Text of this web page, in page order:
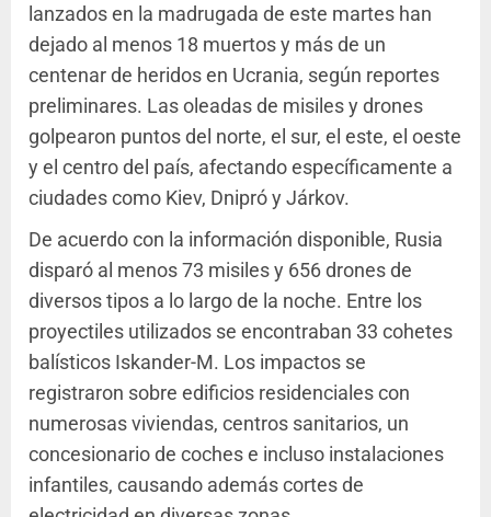
lanzados en la madrugada de este martes han
dejado al menos 18 muertos y más de un
centenar de heridos en Ucrania, según reportes
preliminares. Las oleadas de misiles y drones
golpearon puntos del norte, el sur, el este, el oeste
y el centro del país, afectando específicamente a
ciudades como Kiev, Dnipró y Járkov.
De acuerdo con la información disponible, Rusia
disparó al menos 73 misiles y 656 drones de
diversos tipos a lo largo de la noche. Entre los
proyectiles utilizados se encontraban 33 cohetes
balísticos Iskander-M. Los impactos se
registraron sobre edificios residenciales con
numerosas viviendas, centros sanitarios, un
concesionario de coches e incluso instalaciones
infantiles, causando además cortes de